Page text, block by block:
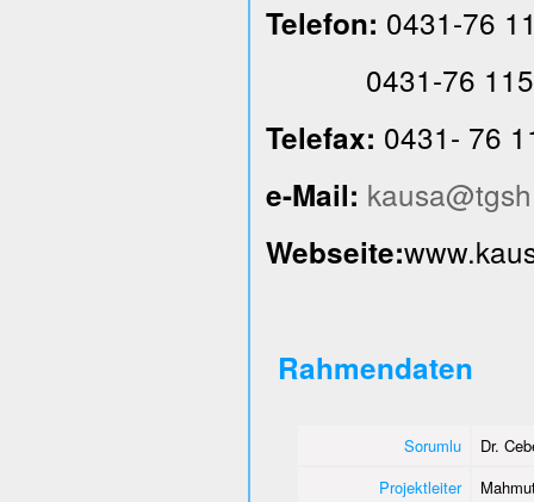
Telefon: 0431-76
0431-76 115
Telefax: 0431- 76
e-Mail:
Webseite:
Rahmendaten
Sorumlu
Dr.
Projektleiter